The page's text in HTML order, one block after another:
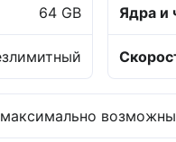
64 GB Ядра и